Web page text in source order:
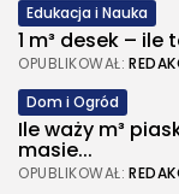
Edukacja i Nauka
1 m³ desek –
OPUBLIKOWAŁ:
Dom i Ogród
Ile waży m³
masie...
OPUBLIKOWAŁ: